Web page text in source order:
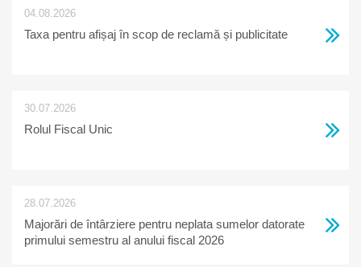
04.08.2026
Taxa pentru afișaj în scop de reclamă și publicitate
30.07.2026
Rolul Fiscal Unic
28.07.2026
Majorări de întârziere pentru neplata sumelor datorate
primului semestru al anului fiscal 2026